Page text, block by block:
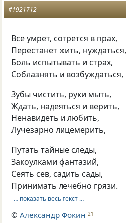
#1921712
Все умрет, сотрется в прах,
Перестанет жить, нуждаться,
Боль испытывать и страх,
Соблазнять и возбуждаться,
Зубы чистить, руки мыть,
Ждать, надеяться и верить,
Ненавидеть и любить,
Лучезарно лицемерить,
Путать тайные следы,
Закоулками фантазий,
Сеять сев, садить сады,
Принимать лечебно грязи.
… показать весь текст …
©Александр Фокин 21